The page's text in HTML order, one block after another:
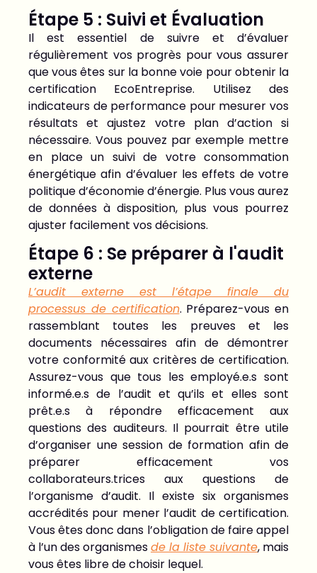
Étape 5 : Suivi et Évaluation
Il est essentiel de suivre et d’évaluer
régulièrement vos progrès pour vous assurer
que vous êtes sur la bonne voie pour obtenir la
certification EcoEntreprise. Utilisez des
indicateurs de performance pour mesurer vos
résultats et ajustez votre plan d’action si
nécessaire. Vous pouvez par exemple mettre
en place un suivi de votre consommation
énergétique afin d’évaluer les effets de votre
politique d’économie d’énergie. Plus vous aurez
de données à disposition, plus vous pourrez
ajuster facilement vos décisions.
Étape 6 : Se préparer à l'audit
externe
L’audit externe est l’étape finale du
processus de certification. Préparez-vous en
rassemblant toutes les preuves et les
documents nécessaires afin de démontrer
votre conformité aux critères de certification.
Assurez-vous que tous les employé.e.s sont
informé.e.s de l’audit et qu’ils et elles sont
prêt.e.s à répondre efficacement aux
questions des auditeurs. Il pourrait être utile
d’organiser une session de formation afin de
préparer efficacement vos
collaborateurs.trices aux questions de
l’organisme d’audit. Il existe six organismes
accrédités pour mener l’audit de certification.
Vous êtes donc dans l’obligation de faire appel
à l’un des organismesde la liste suivante, mais
vous êtes libre de choisir lequel.